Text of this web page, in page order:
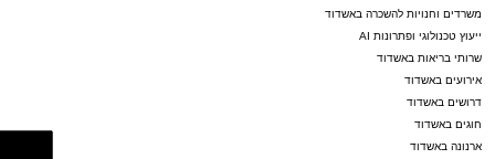
משרדים וחנויות להשכרה באשדוד
ייעוץ טכנולוגי ופתרונות AI
שרותי בריאות באשדוד
אירועים באשדוד
דרושים באשדוד
חוגים באשדוד
ארנונה באשדוד